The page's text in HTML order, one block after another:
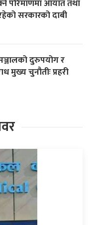
परिमाणमा आयात तथा
सरकारको दाबी
दुरुपयोग र
मुख्य चुनौतीः प्रहरी